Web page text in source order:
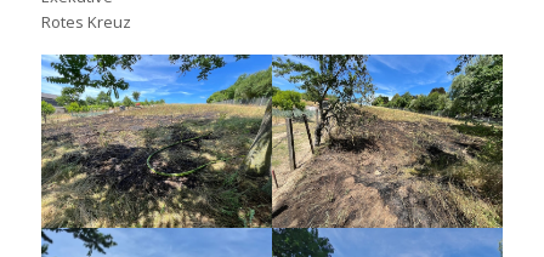
Rotes Kreuz